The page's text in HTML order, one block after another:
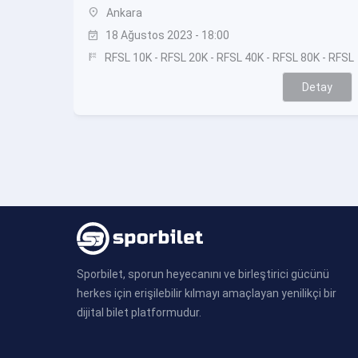
location_on Ankara
event_available 18 Ağustos 2023 - 18:00
sports_score RFSL 10K - RFSL 20K - RFSL 40K - RFSL 80K -
Detay
Sporbilet, sporun heyecanını ve birleştirici gücünü
herkes için erişilebilir kılmayı amaçlayan yenilikçi bir
dijital bilet platformudur.